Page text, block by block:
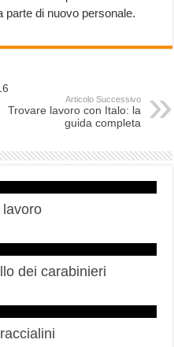
parte di nuovo personale.
Articolo Successivo
Trovare lavoro con Italo: la
guida completa
lavoro
dei carabinieri